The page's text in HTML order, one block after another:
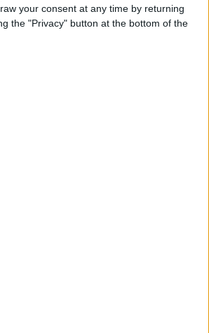
your consent at any time by returning
the "Privacy" button at the bottom of the
diventi una vacanza senza
si aggiunge anche la